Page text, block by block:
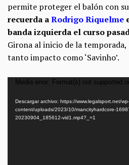
permite proteger el balón con
recuerda aRodrigo Riquelme
banda izquierda el curso
Girona al inicio de la
tanto impacto como ‘Savinho’.
Reproductor
vídeo
Media error: Format(s) not supported
Descargar archivo: https://www.legalsport.net/wp-
content/uploads/2023/10/mancityhardcore-
20230904_185612-vid1.mp4?_=1